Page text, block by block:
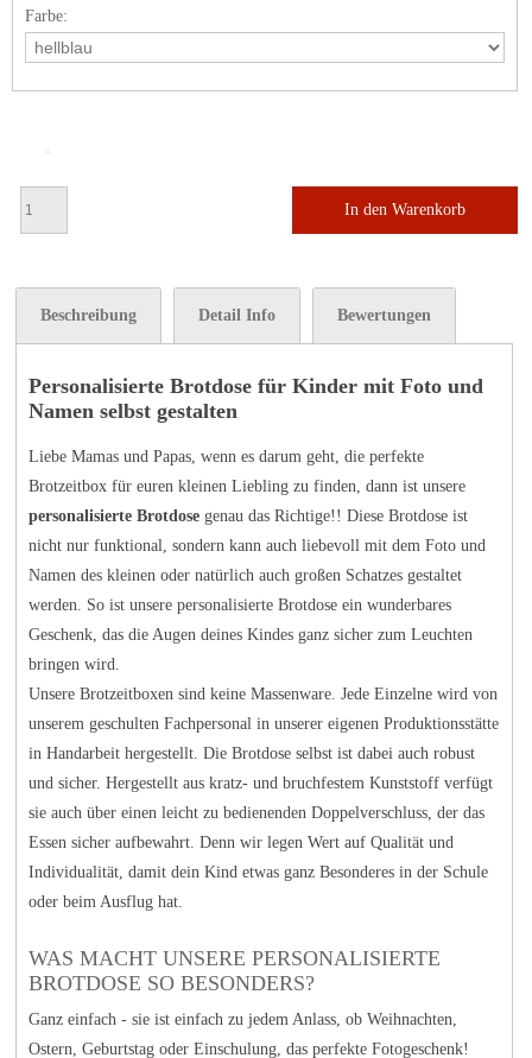
Farbe:
In den Warenkorb
Beschreibung Detail Info Bewertungen
Personalisierte Brotdose für Kinder mit Foto und
Namen selbst gestalten
Liebe Mamas und Papas, wenn es darum geht, die perfekte
Brotzeitbox für euren kleinen Liebling zu finden, dann ist unsere
personalisierte Brotdose genau das Richtige!! Diese Brotdose ist
nicht nur funktional, sondern kann auch liebevoll mit dem Foto und
Namen des kleinen oder natürlich auch großen Schatzes gestaltet
werden. So ist unsere personalisierte Brotdose ein wunderbares
Geschenk, das die Augen deines Kindes ganz sicher zum Leuchten
bringen wird.
Unsere Brotzeitboxen sind keine Massenware. Jede Einzelne wird von
unserem geschulten Fachpersonal in unserer eigenen Produktionsstätte
in Handarbeit hergestellt. Die Brotdose selbst ist dabei auch robust
und sicher. Hergestellt aus kratz- und bruchfestem Kunststoff verfügt
sie auch über einen leicht zu bedienenden Doppelverschluss, der das
Essen sicher aufbewahrt. Denn wir legen Wert auf Qualität und
Individualität, damit dein Kind etwas ganz Besonderes in der Schule
oder beim Ausflug hat.
WAS MACHT UNSERE PERSONALISIERTE
BROTDOSE SO BESONDERS?
Ganz einfach - sie ist einfach zu jedem Anlass, ob Weihnachten,
Ostern, Geburtstag oder Einschulung, das perfekte Fotogeschenk!